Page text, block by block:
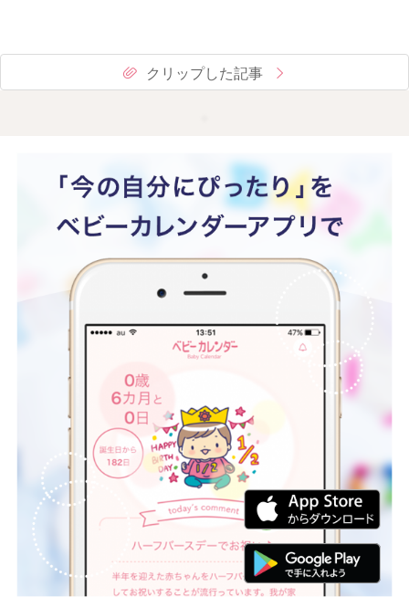
クリップした記事